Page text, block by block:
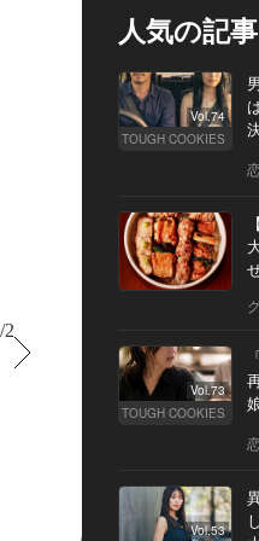
2
人気の記事
Vol.74
TOUGH COOKIES
Vol.73
TOUGH COOKIES
Vol.53